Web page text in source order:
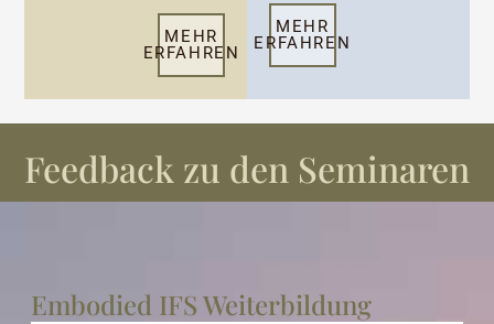
MEHR
ERFAHREN
MEHR
ERFAHREN
Feedback zu den Seminaren
Embodied IFS Weiterbildung